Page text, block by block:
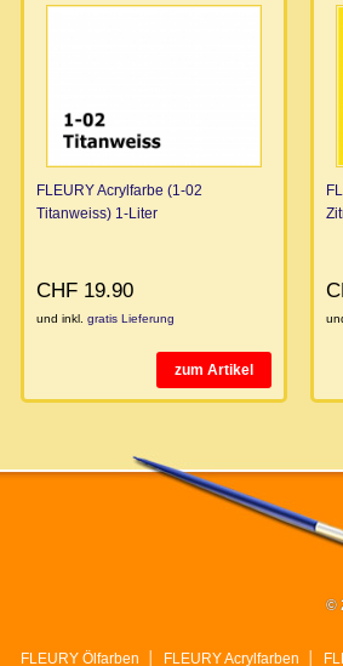
FLEURY Acrylfarbe (1-02
Titanweiss) 1-Liter
CHF 19.90
und inkl. gratis Lieferung
zum Artikel
©
FLEURY Ölfarben FLEURY Acrylfarben